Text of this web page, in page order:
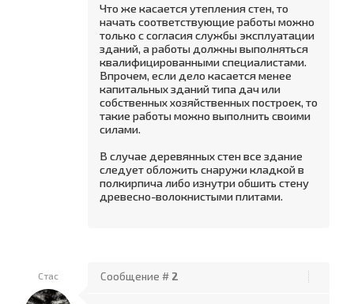
Что же касается утепления стен, то
начать соответствующие работы можно
только с согласия службы эксплуатации
зданий, а работы должны выполняться
квалифицированными специалистами.
Впрочем, если дело касается менее
капитальных зданий типа дач или
собственных хозяйственных построек, то
такие работы можно выполнить своими
силами.
В случае деревянных стен все здание
следует обложить снаружи кладкой в
полкирпича либо изнутри обшить стену
древесно-волокнистыми плитами.
Стас Сообщение # 2